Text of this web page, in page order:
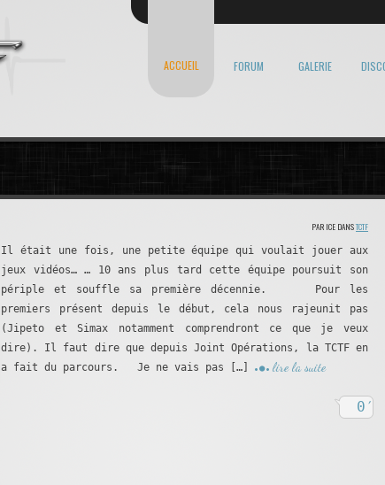
ACCUEIL FORUM GALERIE
PAR ICE DANSTCTF
Il était une fois, une petite équipe qui voulait jouer aux
jeux vidéos… … 10 ans plus tard cette équipe poursuit son
périple et souffle sa première décennie. Pour les
premiers présent depuis le début, cela nous rajeunit pas
(Jipeto et Simax notamment comprendront ce que je veux
dire). Il faut dire que depuis Joint Opérations, la TCTF en
a fait du parcours. Je ne vais pas […]
lire la suite
0′